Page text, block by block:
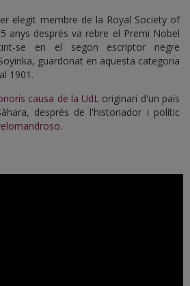
elegit membre de la Royal Society of
anys després va rebre el Premi Nobel
se en el segon escriptor negre
guardonat en aquesta categoria
1901.
causa de la UdL originari d'un país
després de l'historiador i polític
.